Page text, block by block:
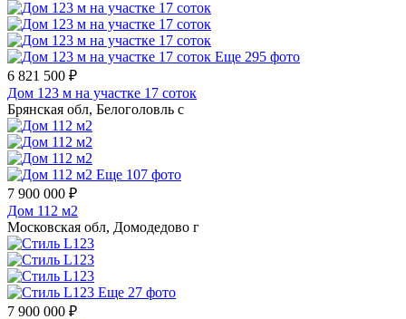
Еще 295 фото
6 821 500 ₽
Дом 123 м на участке 17 соток
Брянская обл, Белоголовль с
Еще 107 фото
7 900 000 ₽
Дом 112 м2
Московская обл, Домодедово г
Еще 27 фото
7 900 000 ₽